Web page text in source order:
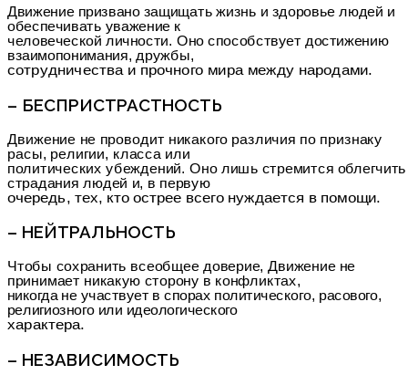
Движение призвано защищать жизнь и здоровье людей и
обеспечивать уважение к
человеческой личности. Оно способствует достижению
взаимопонимания, дружбы,
сотрудничества и прочного мира между народами.
– БЕСПРИСТРАСТНОСТЬ
Движение не проводит никакого различия по признаку
расы, религии, класса или
политических убеждений. Оно лишь стремится облегчить
страдания людей и, в первую
очередь, тех, кто острее всего нуждается в помощи.
– НЕЙТРАЛЬНОСТЬ
Чтобы сохранить всеобщее доверие, Движение не
принимает никакую сторону в конфликтах,
никогда не участвует в спорах политического, расового,
религиозного или идеологического
характера.
– НЕЗАВИСИМОСТЬ